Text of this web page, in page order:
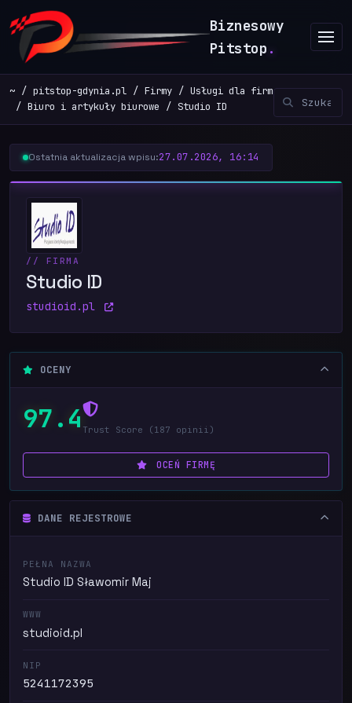
Biznesowy
Pitstop .
~ pitstop-gdynia.pl Firmy
Usługi dla firm
Biuro i artykuły biurowe
Studio ID
Ostatnia aktualizacja wpisu:27.07.2026, 16:14
// FIRMA
Studio ID
studioid.pl
OCENY
97.4 Trust Score (187 opinii)
OCEŃ FIRMĘ
DANE REJESTROWE
PEŁNA NAZWA
Studio ID Sławomir Maj
WWW
studioid.pl
NIP
5241172395